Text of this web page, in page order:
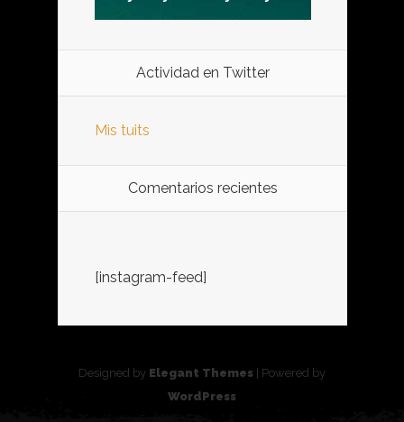
Actividad en Twitter
Mis tuits
Comentarios recientes
[instagram-feed]
Designed by Elegant Themes | Powered by
WordPress